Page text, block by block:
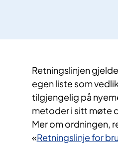
Retningslinjen
egen liste som
tilgjengelig på
metoder i sitt møte
Mer om ordningen,
«Retningslinje for